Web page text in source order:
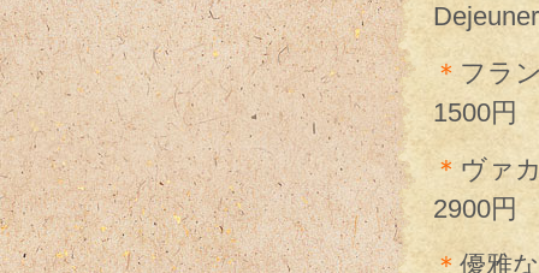
Dejeuner
＊ フラ
1500円
＊ ヴァ
2900円
＊ 優雅